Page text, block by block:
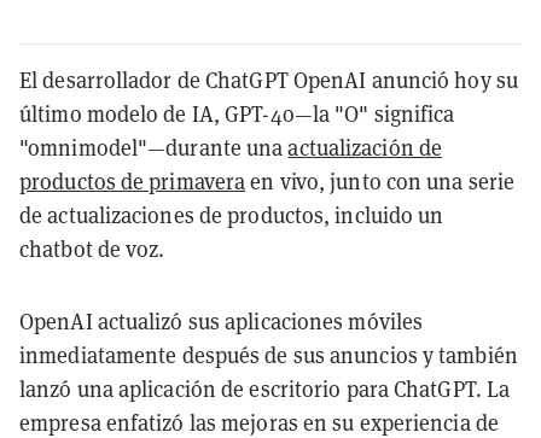
El desarrollador de ChatGPT OpenAI anunció hoy su
último modelo de IA, GPT-4o—la "O" significa
"omnimodel"—durante unaactualización de
productos de primaveraen vivo, junto con una serie
de actualizaciones de productos, incluido un
chatbot de voz.
OpenAI actualizó sus aplicaciones móviles
inmediatamente después de sus anuncios y también
lanzó una aplicación de escritorio para ChatGPT. La
empresa enfatizó las mejoras en su experiencia de